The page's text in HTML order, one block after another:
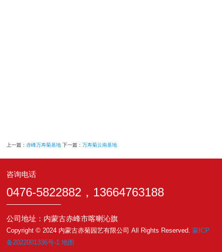
上一篇：赤峰万寿菊基地 下一篇：万寿菊云南基地
咨询电话
0476-5822882，13664763188
公司地址：内蒙古赤峰市喀喇沁旗
Copyright © 2024 内蒙古赤菊园艺有限公司 All Rights Reserved.蒙ICP
备2022001336号-1 地图